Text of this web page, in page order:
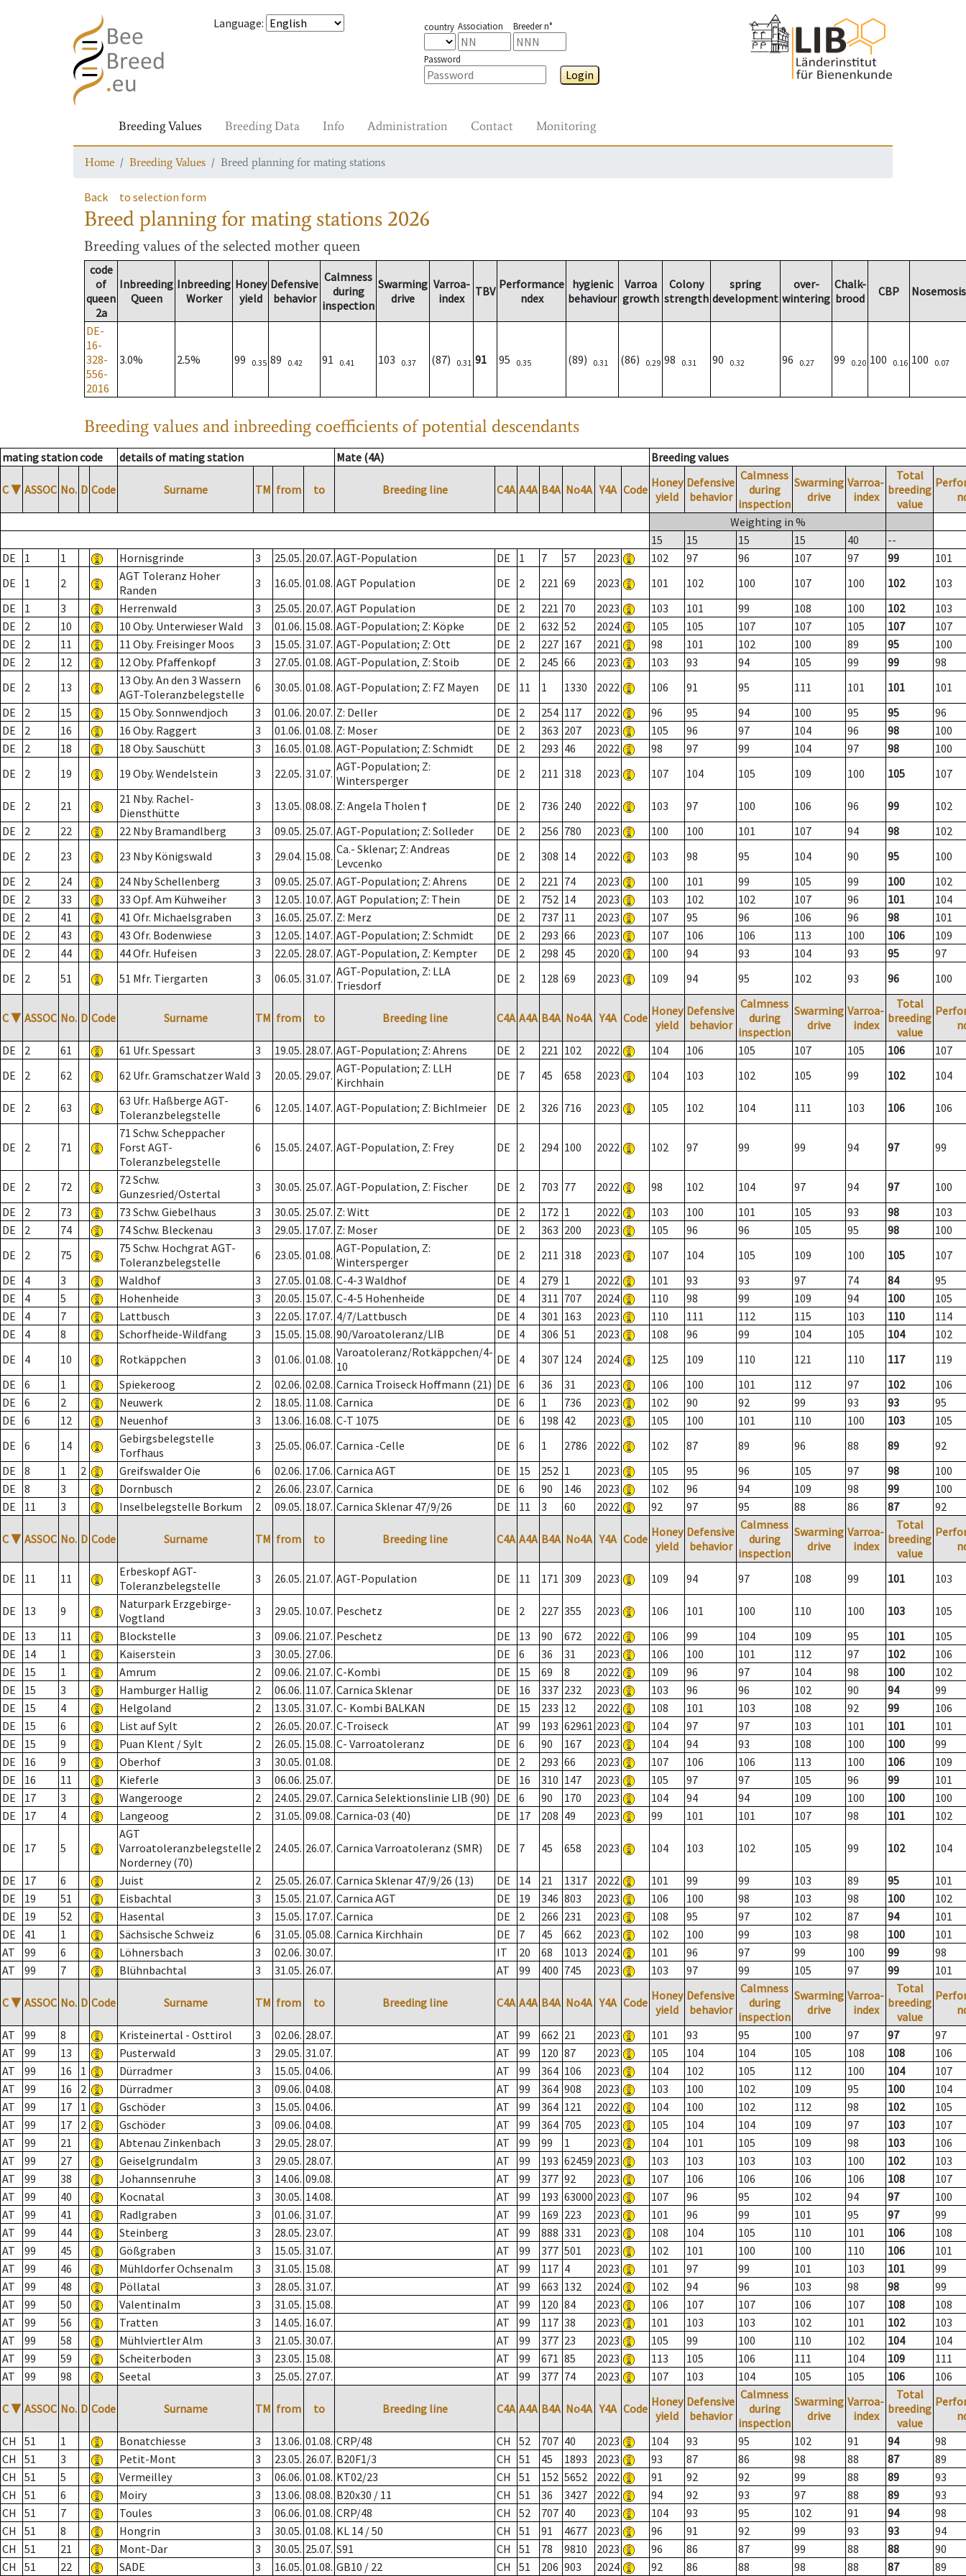
Language: country Association Breeder n°
Password
Login
Breeding Values Breeding Data Info Administration Contact Monitoring
Home Breeding Values Breed planning for mating stations
Back to selection form
Breed planning for mating stations 2026
Breeding values of the selected mother queen
code
of
queen
2a
Inbreeding
Queen
Inbreeding
Worker
Honey
yield
Defensive
behavior
Calmness
during
inspection
Swarming
drive
Varroa-
index
TBV Performance
ndex
hygienic
behaviour
Varroa
growth
Colony
strength
spring
development
over-
wintering
Chalk-
brood
CBP Nosemosis
DE-
16-
328-
556-
2016
3.0% 2.5% 99 0.35 89 0.42 91 0.41 103 0.37 (87) 0.31 91 95 0.35 (89) 0.31 (86) 0.29 98 0.31 90 0.32 96 0.27 99 0.20 100 0.16 100 0.07
Breeding values and inbreeding coefficients of potential descendants
mating station code details of mating station Mate (4A) Breeding values
C ▼ ASSOC No. D Code Surname TM from to Breeding line C4A A4A B4A No4A Y4A Code Honey
yield
Defensive
behavior
Calmness
during
inspection
Swarming
drive
Varroa-
index
Total
breeding
value
Weighting in %
15
15 15 15 40
--
DE
1 1 Hornisgrinde 3 25.05. 20.07. AGT-Population DE 1 7 57 2023 102 97 96 107 97 99
101
DE
1 2
AGT Toleranz Hoher
Randen
3 16.05. 01.08. AGT Population DE 2 221 69 2023 101 102 100 107 100 102
103
DE
1 3 Herrenwald 3 25.05. 20.07. AGT Population DE 2 221 70 2023 103 101 99 108 100 102
103
DE
2 10 10 Oby. Unterwieser Wald 3 01.06. 15.08. AGT-Population; Z: Köpke DE 2 632 52 2024 105 105 107 107 105 107
107
DE
2 11 11 Oby. Freisinger Moos 3 15.05. 31.07. AGT-Population; Z: Ott DE 2 227 167 2021 98 101 102 100 89 95
100
DE
2 12 12 Oby. Pfaffenkopf 3 27.05. 01.08. AGT-Population, Z: Stoib DE 2 245 66 2023 103 93 94 105 99 99
98
DE
2 13
13 Oby. An den 3 Wassern
AGT-Toleranzbelegstelle
6 30.05. 01.08. AGT-Population; Z: FZ Mayen DE 11 1 1330 2022 106 91 95 111 101 101
101
DE
2 15 15 Oby. Sonnwendjoch 3 01.06. 20.07. Z: Deller DE 2 254 117 2022 96 95 94 100 95 95
96
DE
2 16 16 Oby. Raggert 3 01.06. 01.08. Z: Moser DE 2 363 207 2023 105 96 97 104 96 98
100
DE
2 18 18 Oby. Sauschütt 3 16.05. 01.08. AGT-Population; Z: Schmidt DE 2 293 46 2022 98 97 99 104 97 98
100
DE
2 19 19 Oby. Wendelstein 3 22.05. 31.07. AGT-Population; Z:
Wintersperger
DE 2 211 318 2023 107 104 105 109 100 105 107
DE 2 21
21 Nby. Rachel-
Diensthütte
3 13.05. 08.08. Z: Angela Tholen † DE 2 736 240 2022 103 97 100 106 96 99
102
DE
2 22 22 Nby Bramandlberg 3 09.05. 25.07. AGT-Population; Z: Solleder DE 2 256 780 2023 100 100 101 107 94 98
102
DE
2 23 23 Nby Königswald 3 29.04. 15.08. Ca.- Sklenar; Z: Andreas
Levcenko
DE 2 308 14 2022 103 98 95 104 90 95
100
DE
2 24 24 Nby Schellenberg 3 09.05. 25.07. AGT-Population; Z: Ahrens DE 2 221 74 2023 100 101 99 105 99 100
102
DE
2 33 33 Opf. Am Kühweiher 3 12.05. 10.07. AGT Population; Z: Thein DE 2 752 14 2023 103 102 102 107 96 101
104
DE
2 41 41 Ofr. Michaelsgraben 3 16.05. 25.07. Z: Merz DE 2 737 11 2023 107 95 96 106 96 98
101
DE
2 43 43 Ofr. Bodenwiese 3 12.05. 14.07. AGT-Population; Z: Schmidt DE 2 293 66 2023 107 106 106 113 100 106
109
DE
2 44 44 Ofr. Hufeisen 3 22.05. 28.07. AGT-Population, Z: Kempter DE 2 298 45 2020 100 94 93 104 93 95
97
DE
2 51 51 Mfr. Tiergarten 3 06.05. 31.07. AGT-Population, Z: LLA
Triesdorf
DE 2 128 69 2023 109 94 95 102 93 96 100
C ▼ ASSOC No. D Code Surname TM from to Breeding line C4A A4A B4A No4A Y4A Code Honey
yield
Defensive
behavior
Calmness
during
inspection
Swarming
drive
Varroa-
index
Total
breeding
value
DE
2 61 61 Ufr. Spessart 3 19.05. 28.07. AGT-Population; Z: Ahrens DE 2 221 102 2022 104 106 105 107 105 106
107
DE
2 62 62 Ufr. Gramschatzer Wald 3 20.05. 29.07. AGT-Population; Z: LLH
Kirchhain
DE 7 45 658 2023 104 103 102 105 99 102 104
DE 2 63
63 Ufr. Haßberge AGT-
Toleranzbelegstelle
6 12.05. 14.07. AGT-Population; Z: Bichlmeier DE 2 326 716 2023 105 102 104 111 103 106 106
DE 2 71
71 Schw. Scheppacher
Forst AGT-
Toleranzbelegstelle
6 15.05. 24.07. AGT-Population, Z: Frey DE 2 294 100 2022 102 97 99 99 94 97 99
DE 2 72
72 Schw.
Gunzesried/Ostertal
3 30.05. 25.07. AGT-Population, Z: Fischer DE 2 703 77 2022 98 102 104 97 94 97
100
DE
2 73 73 Schw. Giebelhaus 3 30.05. 25.07. Z: Witt DE 2 172 1 2022 103 100 101 105 93 98
103
DE
2 74 74 Schw. Bleckenau 3 29.05. 17.07. Z: Moser DE 2 363 200 2023 105 96 96 105 95 98
100
DE
2 75
75 Schw. Hochgrat AGT-
Toleranzbelegstelle
6 23.05. 01.08. AGT-Population, Z:
Wintersperger
DE 2 211 318 2023 107 104 105 109 100 105
107
DE
4 3 Waldhof 3 27.05. 01.08. C-4-3 Waldhof DE 4 279 1 2022 101 93 93 97 74 84
95
DE
4 5 Hohenheide 3 20.05. 15.07. C-4-5 Hohenheide DE 4 311 707 2024 110 98 99 109 94 100
105
DE
4 7 Lattbusch 3 22.05. 17.07. 4/7/Lattbusch DE 4 301 163 2023 110 111 112 115 103 110
114
DE
4 8 Schorfheide-Wildfang 3 15.05. 15.08. 90/Varoatoleranz/LIB DE 4 306 51 2023 108 96 99 104 105 104
102
DE
4 10 Rotkäppchen 3 01.06. 01.08. Varoatoleranz/Rotkäppchen/4-
10
DE 4 307 124 2024 125 109 110 121 110 117
119
DE
6 1 Spiekeroog 2 02.06. 02.08. Carnica Troiseck Hoffmann (21) DE 6 36 31 2023 106 100 101 112 97 102
106
DE
6 2 Neuwerk 2 18.05. 11.08. Carnica DE 6 1 736 2023 102 90 92 99 93 93
95
DE
6 12 Neuenhof 3 13.06. 16.08. C-T 1075 DE 6 198 42 2023 105 100 101 110 100 103
105
DE
6 14
Gebirgsbelegstelle
Torfhaus
3 25.05. 06.07. Carnica -Celle DE 6 1 2786 2022 102 87 89 96 88 89
92
DE
8 1 2 Greifswalder Oie 6 02.06. 17.06. Carnica AGT DE 15 252 1 2023 105 95 96 105 97 98
100
DE
8 3 Dornbusch 2 26.06. 23.07. Carnica DE 6 90 146 2023 102 96 94 109 98 99
100
DE
11 3 Inselbelegstelle Borkum 2 09.05. 18.07. Carnica Sklenar 47/9/26 DE 11 3 60 2022 92 97 95 88 86 87 92
C ▼ ASSOC No. D Code Surname TM from to Breeding line C4A A4A B4A No4A Y4A Code Honey
yield
Defensive
behavior
Calmness
during
inspection
Swarming
drive
Varroa-
index
Total
breeding
value
DE 11 11
Erbeskopf AGT-
Toleranzbelegstelle
3 26.05. 21.07. AGT-Population DE 11 171 309 2023 109 94 97 108 99 101 103
DE 13 9
Naturpark Erzgebirge-
Vogtland
3 29.05. 10.07. Peschetz DE 2 227 355 2023 106 101 100 110 100 103
105
DE
13 11 Blockstelle 3 09.06. 21.07. Peschetz DE 13 90 672 2022 106 99 104 109 95 101
105
DE
14 1 Kaiserstein 3 30.05. 27.06. DE 6 36 31 2023 106 100 101 112 97 102
106
DE
15 1 Amrum 2 09.06. 21.07. C-Kombi DE 15 69 8 2022 109 96 97 104 98 100
102
DE
15 3 Hamburger Hallig 2 06.06. 11.07. Carnica Sklenar DE 16 337 232 2023 103 96 96 102 90 94
99
DE
15 4 Helgoland 2 13.05. 31.07. C- Kombi BALKAN DE 15 233 12 2022 108 101 103 108 92 99
106
DE
15 6 List auf Sylt 2 26.05. 20.07. C-Troiseck AT 99 193 62961 2023 104 97 97 103 101 101
101
DE
15 9 Puan Klent / Sylt 2 26.05. 15.08. C- Varroatoleranz DE 6 90 167 2023 104 94 93 108 100 100
99
DE
16 9 Oberhof 3 30.05. 01.08. DE 2 293 66 2023 107 106 106 113 100 106
109
DE
16 11 Kieferle 3 06.06. 25.07. DE 16 310 147 2023 105 97 97 105 96 99
101
DE
17 3 Wangerooge 2 24.05. 29.07. Carnica Selektionslinie LIB (90) DE 6 90 170 2023 104 94 94 109 100 100
100
DE
17 4 Langeoog 2 31.05. 09.08. Carnica-03 (40) DE 17 208 49 2023 99 101 101 107 98 101 102
DE 17 5
AGT
Varroatoleranzbelegstelle
Norderney (70)
2 24.05. 26.07. Carnica Varroatoleranz (SMR) DE 7 45 658 2023 104 103 102 105 99 102 104
DE 17 6 Juist 2 25.05. 26.07. Carnica Sklenar 47/9/26 (13) DE 14 21 1317 2022 101 99 99 103 89 95
101
DE
19 51 Eisbachtal 3 15.05. 21.07. Carnica AGT DE 19 346 803 2023 106 100 98 103 98 100
102
DE
19 52 Hasental 3 15.05. 17.07. Carnica DE 2 266 231 2023 108 95 97 102 87 94
101
DE
41 1 Sächsische Schweiz 6 31.05. 05.08. Carnica Kirchhain DE 7 45 662 2023 102 100 99 103 98 100
101
AT
99 6 Löhnersbach 3 02.06. 30.07. IT 20 68 1013 2024 101 96 97 99 100 99
98
AT
99 7 Blühnbachtal 3 31.05. 26.07. AT 99 400 745 2023 103 97 99 105 97 99 101
C ▼ ASSOC No. D Code Surname TM from to Breeding line C4A A4A B4A No4A Y4A Code Honey
yield
Defensive
behavior
Calmness
during
inspection
Swarming
drive
Varroa-
index
Total
breeding
value
AT
99 8 Kristeinertal - Osttirol 3 02.06. 28.07. AT 99 662 21 2023 101 93 95 100 97 97
97
AT
99 13 Pusterwald 3 29.05. 31.07. AT 99 120 87 2023 105 104 104 105 108 108
106
AT
99 16 1 Dürradmer 3 15.05. 04.06. AT 99 364 106 2023 104 102 105 112 100 104
107
AT
99 16 2 Dürradmer 3 09.06. 04.08. AT 99 364 908 2023 103 100 102 109 95 100
104
AT
99 17 1 Gschöder 3 15.05. 04.06. AT 99 364 121 2022 104 100 102 112 98 102
105
AT
99 17 2 Gschöder 3 09.06. 04.08. AT 99 364 705 2023 105 104 104 109 97 103
107
AT
99 21 Abtenau Zinkenbach 3 29.05. 28.07. AT 99 99 1 2023 104 101 105 109 98 103
106
AT
99 27 Geiselgrundalm 3 29.05. 28.07. AT 99 193 62459 2023 103 103 103 103 100 102
103
AT
99 38 Johannsenruhe 3 14.06. 09.08. AT 99 377 92 2023 107 106 106 106 106 108
107
AT
99 40 Kocnatal 3 30.05. 14.08. AT 99 193 63000 2023 107 96 95 102 94 97
100
AT
99 41 Radlgraben 3 01.06. 31.07. AT 99 169 223 2023 101 96 99 101 95 97
99
AT
99 44 Steinberg 3 28.05. 23.07. AT 99 888 331 2023 108 104 105 110 101 106
108
AT
99 45 Gößgraben 3 15.05. 31.07. AT 99 377 501 2023 102 101 100 100 110 106
101
AT
99 46 Mühldorfer Ochsenalm 3 31.05. 15.08. AT 99 117 4 2023 101 97 99 101 103 101
99
AT
99 48 Pöllatal 3 28.05. 31.07. AT 99 663 132 2024 102 94 96 103 98 98
99
AT
99 50 Valentinalm 3 31.05. 15.08. AT 99 120 84 2023 106 107 107 106 107 108
108
AT
99 56 Tratten 3 14.05. 16.07. AT 99 117 38 2023 101 103 103 102 101 102
103
AT
99 58 Mühlviertler Alm 3 21.05. 30.07. AT 99 377 23 2023 105 99 100 110 102 104
104
AT
99 59 Scheiterboden 3 23.05. 15.08. AT 99 671 85 2023 113 105 106 111 104 109
111
AT
99 98 Seetal 3 25.05. 27.07. AT 99 377 74 2023 107 103 104 105 105 106 106
C ▼ ASSOC No. D Code Surname TM from to Breeding line C4A A4A B4A No4A Y4A Code Honey
yield
Defensive
behavior
Calmness
during
inspection
Swarming
drive
Varroa-
index
Total
breeding
value
CH
51 1 Bonatchiesse 3 13.06. 01.08. CRP/48 CH 52 707 40 2023 104 93 95 102 91 94
98
CH
51 3 Petit-Mont 3 23.05. 26.07. B20F1/3 CH 51 45 1893 2023 93 87 86 98 88 87
89
CH
51 5 Vermeilley 3 06.06. 01.08. KT02/23 CH 51 152 5652 2022 91 92 92 99 88 89
93
CH
51 6 Moiry 3 13.06. 08.08. B20x30 / 11 CH 51 36 3427 2022 94 92 93 97 88 89
93
CH
51 7 Toules 3 06.06. 01.08. CRP/48 CH 52 707 40 2023 104 93 95 102 91 94
98
CH
51 8 Hongrin 3 30.05. 01.08. KL 14 / 50 CH 51 91 4677 2023 96 91 92 99 93 93
94
CH
51 21 Mont-Dar 3 30.05. 25.07. S91 CH 51 78 9810 2023 96 86 87 99 88 88
90
CH
51 22 SADE 3 16.05. 01.08. GB10 / 22 CH 51 206 903 2024 92 86 88 98 88 87 89